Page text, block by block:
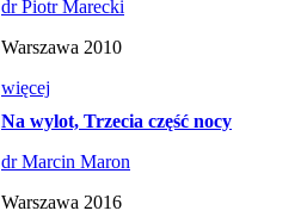
dr Piotr Marecki
Warszawa 2010
więcej
Na wylot, Trzecia część nocy
dr Marcin Maron
Warszawa 2016